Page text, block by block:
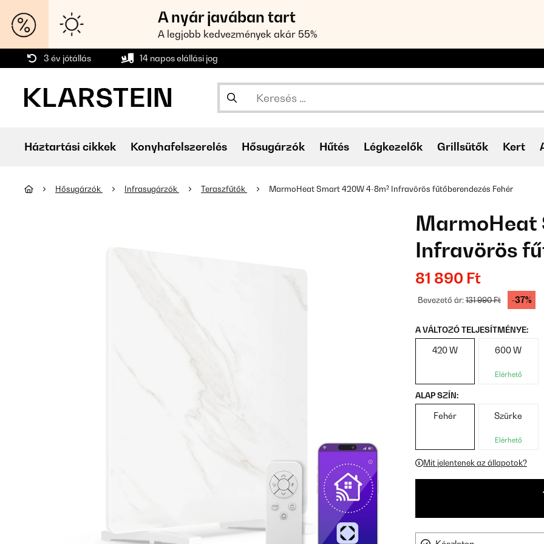
A nyár javában tart
A legjobb kedvezmények akár 55%
3 év jótállás 14 napos elállási jog
Háztartási cikkek Konyhafelszerelés Hősugárzók Hűtés Légkezelők Grillsütők Kert
Hősugárzók Infrasugárzók Teraszfűtők MarmoHeat Smart 420W 4-8m² Infravörös fűtőberendezés Fehér
MarmoHeat
Infravörös
81 890 Ft
Bevezető ár:131 990 Ft -37%
A VÁLTOZÓ TELJESÍTMÉNYE:
420 W 600 W
Elérhető
ALAP SZÍN:
Fehér Szürke
Elérhető
Mit jelentenek az állapotok?